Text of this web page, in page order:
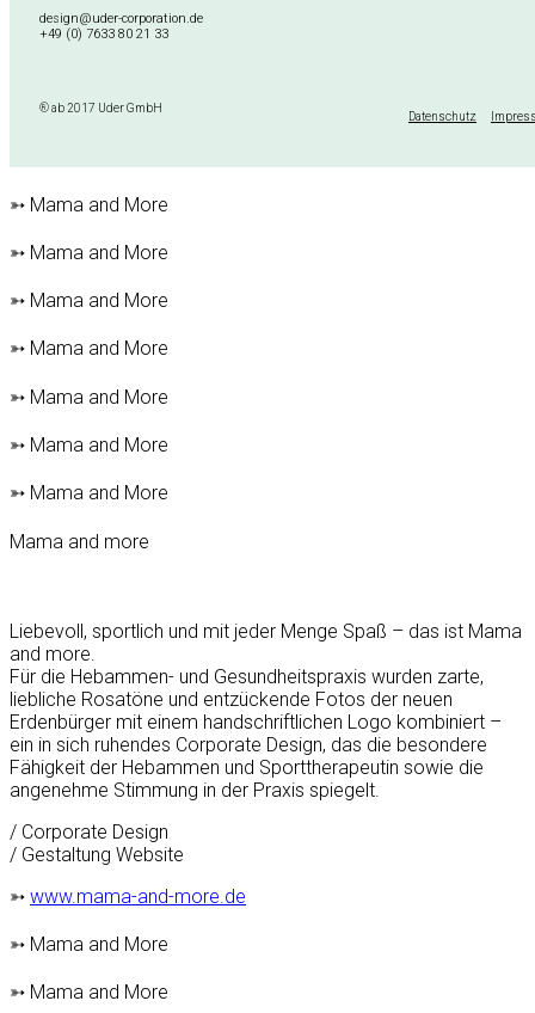
design@uder-corporation.de
+49 (0) 7633 80 21 33
® ab 2017 Uder GmbH
Datenschutz
➳ Mama and More
➳ Mama and More
➳ Mama and More
➳ Mama and More
➳ Mama and More
➳ Mama and More
➳ Mama and More
Mama and more
Liebevoll, sportlich und mit jeder Menge Spaß – das ist Mama
and more.
Für die Hebammen- und Gesundheitspraxis wurden zarte,
liebliche Rosatöne und entzückende Fotos der neuen
Erdenbürger mit einem handschriftlichen Logo kombiniert –
ein in sich ruhendes Corporate Design, das die besondere
Fähigkeit der Hebammen und Sporttherapeutin sowie die
angenehme Stimmung in der Praxis spiegelt.
/ Corporate Design
/ Gestaltung Website
➳ www.mama-and-more.de
➳ Mama and More
➳ Mama and More